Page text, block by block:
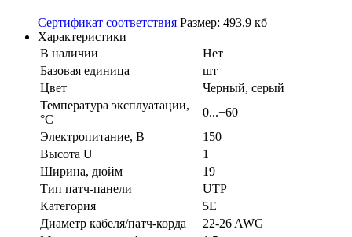
Сертификат соответствия Размер: 493,9 кб
Характеристики
В наличии
Нет
Базовая единица
шт
Цвет
Черный, серый
Температура эксплуатации,
°С
0...+60
Электропитание, В
150
Высота U
1
Ширина, дюйм
19
Тип патч-панели
UTP
Категория
5E
Диаметр кабеля/патч-корда
22-26 AWG